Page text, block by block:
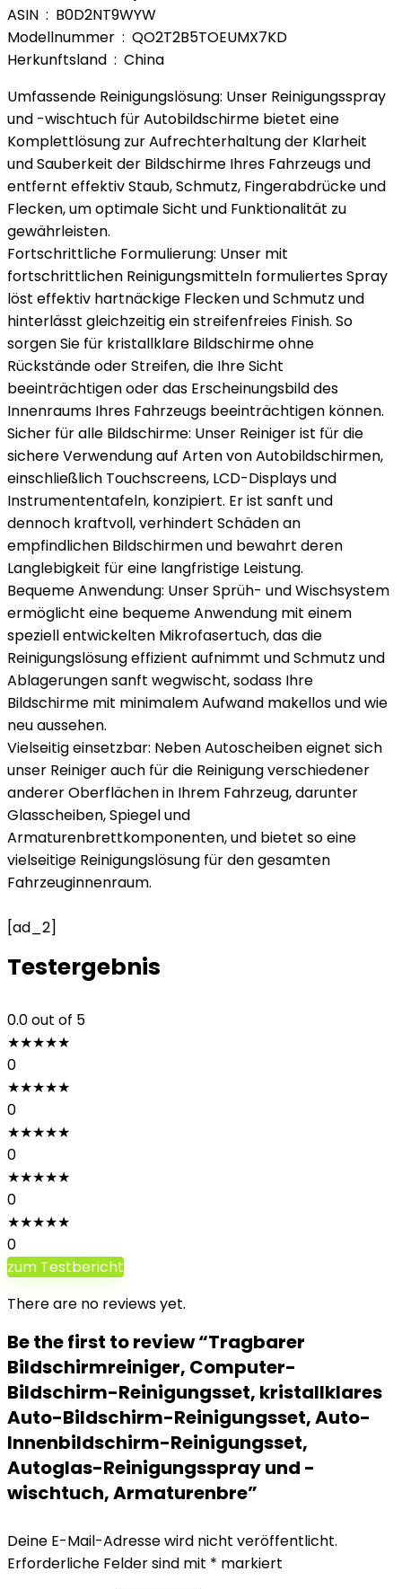
ASIN ‏ : ‎ B0D2NT9WYW
Modellnummer ‏ : ‎ QO2T2B5TOEUMX7KD
Herkunftsland ‏ : ‎ China
Umfassende Reinigungslösung: Unser Reinigungsspray
und -wischtuch für Autobildschirme bietet eine
Komplettlösung zur Aufrechterhaltung der Klarheit
und Sauberkeit der Bildschirme Ihres Fahrzeugs und
entfernt effektiv Staub, Schmutz, Fingerabdrücke und
Flecken, um optimale Sicht und Funktionalität zu
gewährleisten.
Fortschrittliche Formulierung: Unser mit
fortschrittlichen Reinigungsmitteln formuliertes Spray
löst effektiv hartnäckige Flecken und Schmutz und
hinterlässt gleichzeitig ein streifenfreies Finish. So
sorgen Sie für kristallklare Bildschirme ohne
Rückstände oder Streifen, die Ihre Sicht
beeinträchtigen oder das Erscheinungsbild des
Innenraums Ihres Fahrzeugs beeinträchtigen können.
Sicher für alle Bildschirme: Unser Reiniger ist für die
sichere Verwendung auf Arten von Autobildschirmen,
einschließlich Touchscreens, LCD-Displays und
Instrumententafeln, konzipiert. Er ist sanft und
dennoch kraftvoll, verhindert Schäden an
empfindlichen Bildschirmen und bewahrt deren
Langlebigkeit für eine langfristige Leistung.
Bequeme Anwendung: Unser Sprüh- und Wischsystem
ermöglicht eine bequeme Anwendung mit einem
speziell entwickelten Mikrofasertuch, das die
Reinigungslösung effizient aufnimmt und Schmutz und
Ablagerungen sanft wegwischt, sodass Ihre
Bildschirme mit minimalem Aufwand makellos und wie
neu aussehen.
Vielseitig einsetzbar: Neben Autoscheiben eignet sich
unser Reiniger auch für die Reinigung verschiedener
anderer Oberflächen in Ihrem Fahrzeug, darunter
Glasscheiben, Spiegel und
Armaturenbrettkomponenten, und bietet so eine
vielseitige Reinigungslösung für den gesamten
Fahrzeuginnenraum.
[ad_2]
Testergebnis
0.0out of 5
★★★★★
0
★★★★★
0
★★★★★
0
★★★★★
0
★★★★★
0
zum Testbericht
There are no reviews yet.
Be the first to review “Tragbarer
Bildschirmreiniger, Computer-
Bildschirm-Reinigungsset, kristallklares
Auto-Bildschirm-Reinigungsset, Auto-
Innenbildschirm-Reinigungsset,
Autoglas-Reinigungsspray und -
wischtuch, Armaturenbre”
Deine E-Mail-Adresse wird nicht veröffentlicht.
Erforderliche Felder sind mit * markiert